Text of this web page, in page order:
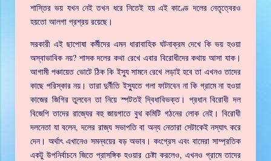
শাস্তির ভয় যখন নেই তখন ধরে নিতেই হয় এই কাণ্ডে দলের নেতৃত্বেরও
হয়তো আলগা প্রশ্রয় রয়েছে।
সরকারী এই ছাপোষা কর্মীদের এমন ধারাবাহিক ঘটনাক্রম দেখে কি ভয় হওয়া
অস্বাভাবিক নয়? শাসক দলের কথা রেখে এবার বিরোধীদের কথায় আসা যাক।
আগামী পঞ্চায়েত ভোটে ঠিক কি ইস্যু সামনে রেখে লড়াই হবে তা এখনও তাদের
কাছে পরিস্কার নয়। তারা দুর্নীতি ইস্যুতে গলা ফাটাবেন না কি গ্রামে না হওয়া
কাজের জিগির তুলবেন তা নিয়ে স্পটতই দ্বিধাবিভক্ত। প্রধান বিরোধী দল
বিজেপি তাদের রাজ্যের বহু জায়গাতে বুথ কমিটি গঠনের লোক নেই। বিরোধী
দলনেতা যা বলেন, দলের রাজ্য সভাপতি বা অন্য নেতারা সেটাকেই নস্যাৎ করে
দেন। অর্থাৎ এখানেও সমন্বয়ের বড় অভাব। কংগ্রেস এবং বামেরা সাম্প্রতিক
একটু উপনির্বাচনে জিতে প্রাসঙ্গিক হওয়ার চেষ্টা করলেও, এখনও গ্রামে তাদের